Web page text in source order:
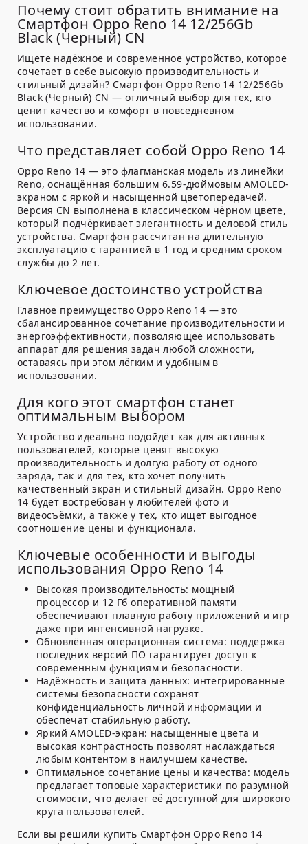
Почему стоит обратить внимание на
Смартфон Oppo Reno 14 12/256Gb
Black (Черный) CN
Ищете надёжное и современное устройство, которое
сочетает в себе высокую производительность и
стильный дизайн? Смартфон Oppo Reno 14 12/256Gb
Black (Черный) CN — отличный выбор для тех, кто
ценит качество и комфорт в повседневном
использовании.
Что представляет собой Oppo Reno 14
Oppo Reno 14 — это флагманская модель из линейки
Reno, оснащённая большим 6.59-дюймовым AMOLED-
экраном с яркой и насыщенной цветопередачей.
Версия CN выполнена в классическом чёрном цвете,
который подчёркивает элегантность и деловой стиль
устройства. Смартфон рассчитан на длительную
эксплуатацию с гарантией в 1 год и средним сроком
службы до 2 лет.
Ключевое достоинство устройства
Главное преимущество Oppo Reno 14 — это
сбалансированное сочетание производительности и
энергоэффективности, позволяющее использовать
аппарат для решения задач любой сложности,
оставаясь при этом лёгким и удобным в
использовании.
Для кого этот смартфон станет
оптимальным выбором
Устройство идеально подойдёт как для активных
пользователей, которые ценят высокую
производительность и долгую работу от одного
заряда, так и для тех, кто хочет получить
качественный экран и стильный дизайн. Oppo Reno
14 будет востребован у любителей фото и
видеосъёмки, а также у тех, кто ищет выгодное
соотношение цены и функционала.
Ключевые особенности и выгоды
использования Oppo Reno 14
Высокая производительность: мощный
процессор и 12 Гб оперативной памяти
обеспечивают плавную работу приложений и игр
даже при интенсивной нагрузке.
Обновлённая операционная система: поддержка
последних версий ПО гарантирует доступ к
современным функциям и безопасности.
Надёжность и защита данных: интегрированные
системы безопасности сохранят
конфиденциальность личной информации и
обеспечат стабильную работу.
Яркий AMOLED-экран: насыщенные цвета и
высокая контрастность позволят наслаждаться
любым контентом в наилучшем качестве.
Оптимальное сочетание цены и качества: модель
предлагает топовые характеристики по разумной
стоимости, что делает её доступной для широкого
круга пользователей.
Если вы решили купить Смартфон Oppo Reno 14